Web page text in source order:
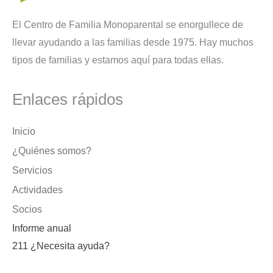
El Centro de Familia Monoparental se enorgullece de
llevar ayudando a las familias desde 1975. Hay muchos
tipos de familias y estamos aquí para todas ellas.
Enlaces rápidos
Inicio
¿Quiénes somos?
Servicios
Actividades
Socios
Informe anual
211 ¿Necesita ayuda?